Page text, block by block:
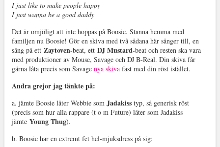
I just like to make people happy
I just wanna be a good daddy
Det är omjöligt att inte hoppas på Boosie. Stanna hemma med
familjen nu Boosie! Gör en skiva med två sådana här sånger till, en
sång på ett Zaytoven-beat, ett DJ Mustard-beat och resten ska vara
med produktioner av Mouse, Savage och DJ B-Real. Din skiva får
gärna låta precis som Savage nya skivafast med din röst istället.
Andra grejor jag tänkte på:
a. jämte Boosie låter Webbie som Jadakisstyp, så generisk röst
(precis som hur alla rappare (t o m Future) låter som Jadakiss
jämte Young Thug).
b. Boosie har en extremt fet hel-mjuksdress på sig: